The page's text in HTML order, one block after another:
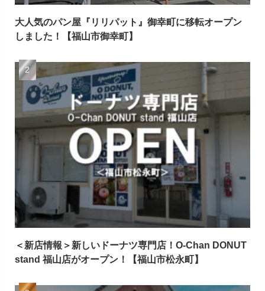
大人気のパン屋『リリパット』御幸町に移転オープン
しました！【福山市御幸町】
＜新店情報＞新しいドーナツ専門店！O-Chan DONUT
stand 福山店がオープン！【福山市松永町】